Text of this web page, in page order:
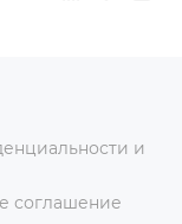
и
соглашение